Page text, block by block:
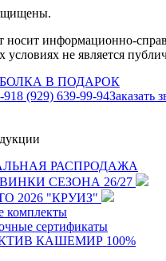
носит информационно-
условиях не является
В ПОДАРОК
8 (929) 639-99-94Заказать
РАСПРОДАЖА
СЕЗОНА 26/27
2026 "КРУИЗ"
комплекты
сертификаты
КАШЕМИР 100%